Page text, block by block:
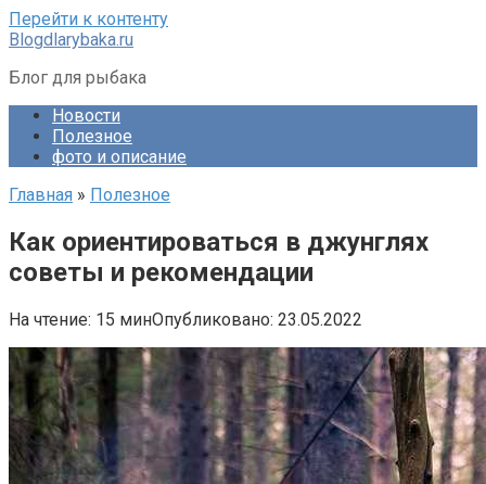
Перейти к контенту
Blogdlarybaka.ru
Блог для рыбака
Новости
Полезное
фото и описание
Главная » Полезное
Как ориентироваться в джунглях
советы и рекомендации
На чтение: 15 минОпубликовано: 23.05.2022